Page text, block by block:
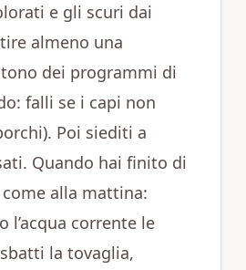
e gli scuri dai
almeno una
dei programmi di
falli se i capi non
Poi siediti a
Quando hai finito di
alla mattina:
l’acqua corrente le
la tovaglia,